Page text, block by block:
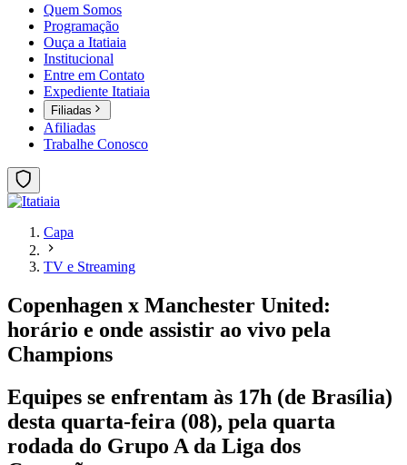
Quem Somos
Programação
Ouça a Itatiaia
Institucional
Entre em Contato
Expediente Itatiaia
Filiadas
Afiliadas
Trabalhe Conosco
Capa
TV e Streaming
Copenhagen x Manchester United:
horário e onde assistir ao vivo pela
Champions
Equipes se enfrentam às 17h (de Brasília)
desta quarta-feira (08), pela quarta
rodada do Grupo A da Liga dos